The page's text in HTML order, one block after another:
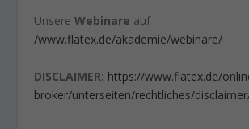
UnsereWebinare auf
/www.flatex.de/akademie/webinare/
DISCLAIMER: https://www.flatex.de/
broker/unterseiten/rechtliches/